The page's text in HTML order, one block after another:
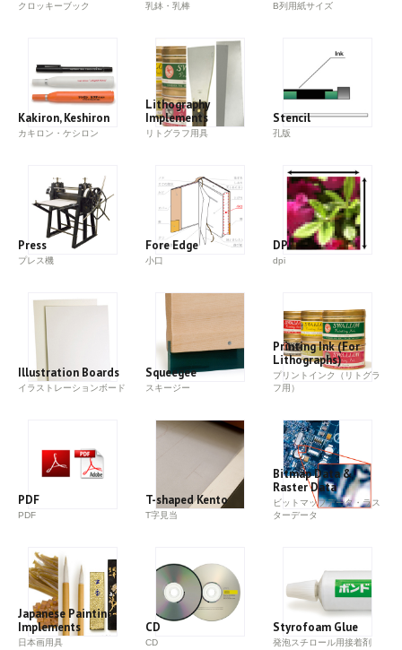
クロッキーブック 乳鉢・乳棒 B列用紙サイズ
Kakiron, Keshiron
カキロン・ケシロン
Lithography
Implements
リトグラフ用具
Stencil
孔版
Press
プレス機
Fore Edge
小口
DPI
dpi
Illustration Boards
イラストレーションボード
Squeegee
スキージー
Printing Ink (For
Lithographs)
プリントインク（リトグラ
フ用）
PDF
PDF
T-shaped Kento
T字見当
Bitmap Data &
Raster Data
ビットマップデータ・ラス
ターデータ
Japanese Painting
Implements
日本画用具
CD
CD
Styrofoam Glue
発泡スチロール用接着剤